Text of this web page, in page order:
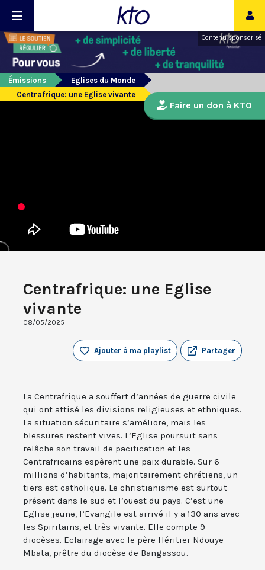
Contenu sponsorisé
Émissions
Eglises du Monde
Centrafrique: une Eglise vivante
Centrafrique: une Eglise
vivante
08/05/2025
Partager
Ajouter à ma playlist
La Centrafrique a souffert d’années de guerre civile
qui ont attisé les divisions religieuses et ethniques.
La situation sécuritaire s’améliore, mais les
blessures restent vives. L’Eglise poursuit sans
relâche son travail de pacification et les
Centrafricains espèrent une paix durable. Sur 6
millions d’habitants, majoritairement chrétiens, un
tiers est catholique. Le christianisme est surtout
présent dans le sud et l’ouest du pays. C’est une
Eglise jeune, l’Evangile est arrivé il y a 130 ans avec
les Spiritains, et très vivante. Elle compte 9
diocèses. Eclairage avec le père Héritier Ndouye-
Mbata, prêtre du diocèse de Bangassou.
Faire un don à KTO